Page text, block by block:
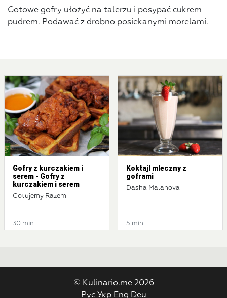
Gotowe gofry ułożyć na talerzu i posypać cukrem
pudrem. Podawać z drobno posiekanymi morelami.
Gofry z kurczakiem i
serem - Gofry z
kurczakiem i serem
Gotujemy Razem
30 min
Koktajl mleczny z
goframi
Dasha Malahova
5 min
© Kulinario.me 2026
Рус Укр Eng Deu